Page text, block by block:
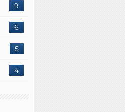
9
6
5
4